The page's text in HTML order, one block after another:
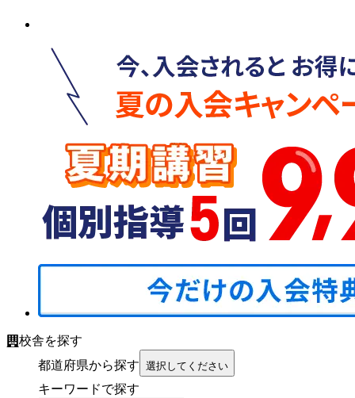
校舎を探す
都道府県から探す 選択してください
キーワードで探す